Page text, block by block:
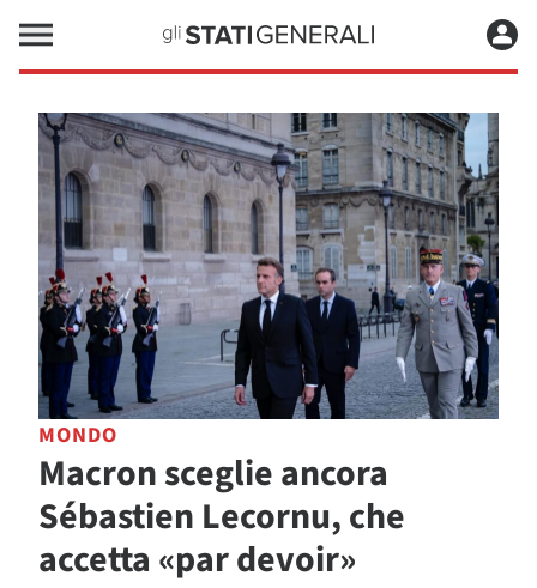
MONDO
Macron sceglie ancora
Sébastien Lecornu, che
accetta «par devoir»